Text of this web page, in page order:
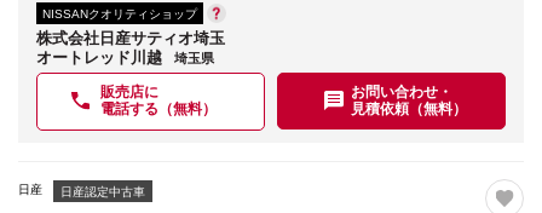
NISSANクオリティショップ
株式会社日産サティオ埼玉
オートレッド川越
埼玉県
販売店に
電話する（無料）
お問い合わせ・
見積依頼（無料）
日産 日産認定中古車